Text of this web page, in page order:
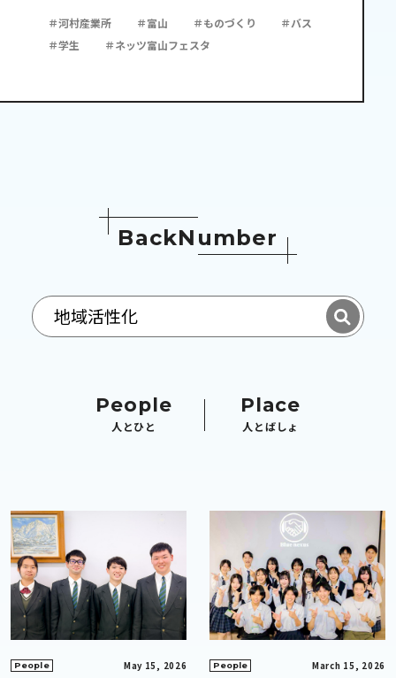
＃河村産業所 ＃富山 ＃ものづくり
＃バス
＃学生
＃ネッツ富山フェスタ
BackN umber
People
人とひと
Place
人とばしょ
People May 15, 2026 People March 15, 2026